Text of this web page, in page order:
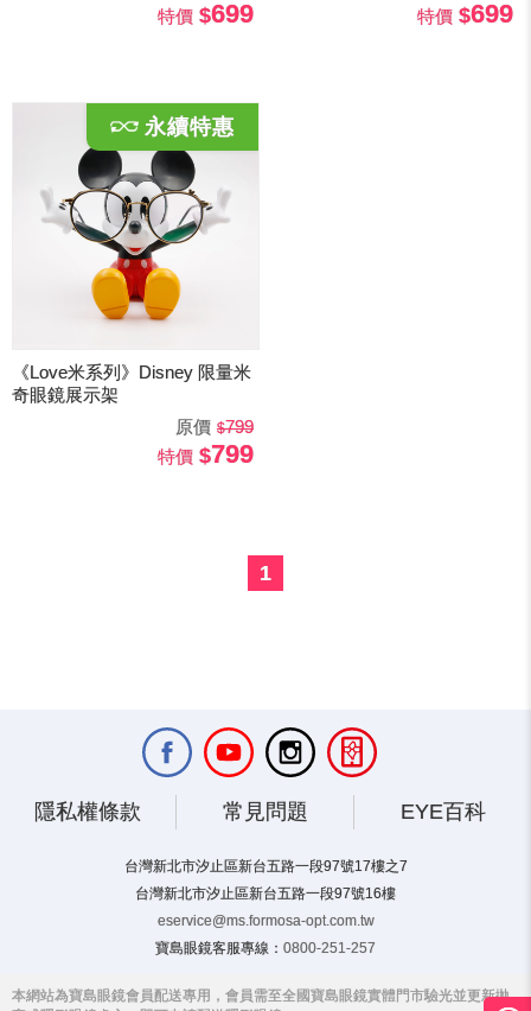
特價
699
特價
699
《Love米系列》Disney 限量米
奇眼鏡展示架
原價
799
特價
799
1
隱私權條款 常見問題 EYE百科
台灣新北市汐止區新台五路一段97號17樓之7
台灣新北市汐止區新台五路一段97號16樓
eservice@ms.formosa-opt.com.tw
寶島眼鏡客服專線： 0800-251-257